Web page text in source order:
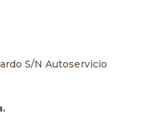
S/N Autoservicio